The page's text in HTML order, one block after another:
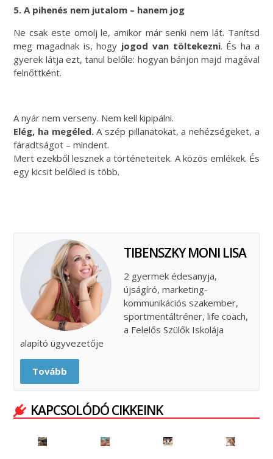
5. A pihenés nem jutalom – hanem jog
Ne csak este omolj le, amikor már senki nem lát. Tanítsd
meg magadnak is, hogy jogod van töltekezni. És ha a
gyerek látja ezt, tanul belőle: hogyan bánjon majd magával
felnőttként.
A nyár nem verseny. Nem kell kipipálni.
Elég, ha megéled.A szép pillanatokat, a nehézségeket, a
fáradtságot – mindent.
Mert ezekből lesznek a történeteitek. A közös emlékek. És
egy kicsit belőled is több.
TIBENSZKY MONI LISA
2 gyermek édesanyja,
újságíró, marketing-
kommunikációs szakember,
sportmentáltréner, life coach,
a Felelős Szülők Iskolája
alapító ügyvezetője
Tovább
KAPCSOLÓDÓ CIKKEINK